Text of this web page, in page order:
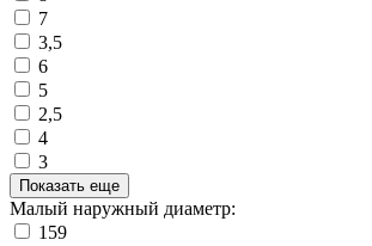
7
3,5
6
5
2,5
4
3
Показать еще
Малый наружный диаметр:
159